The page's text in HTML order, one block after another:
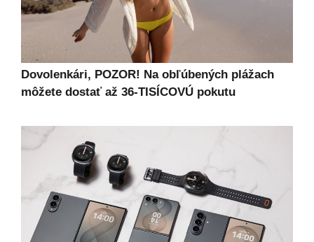
Dovolenkári, POZOR! Na obľúbených plážach
môžete dostať až 36-TISÍCOVÚ pokutu